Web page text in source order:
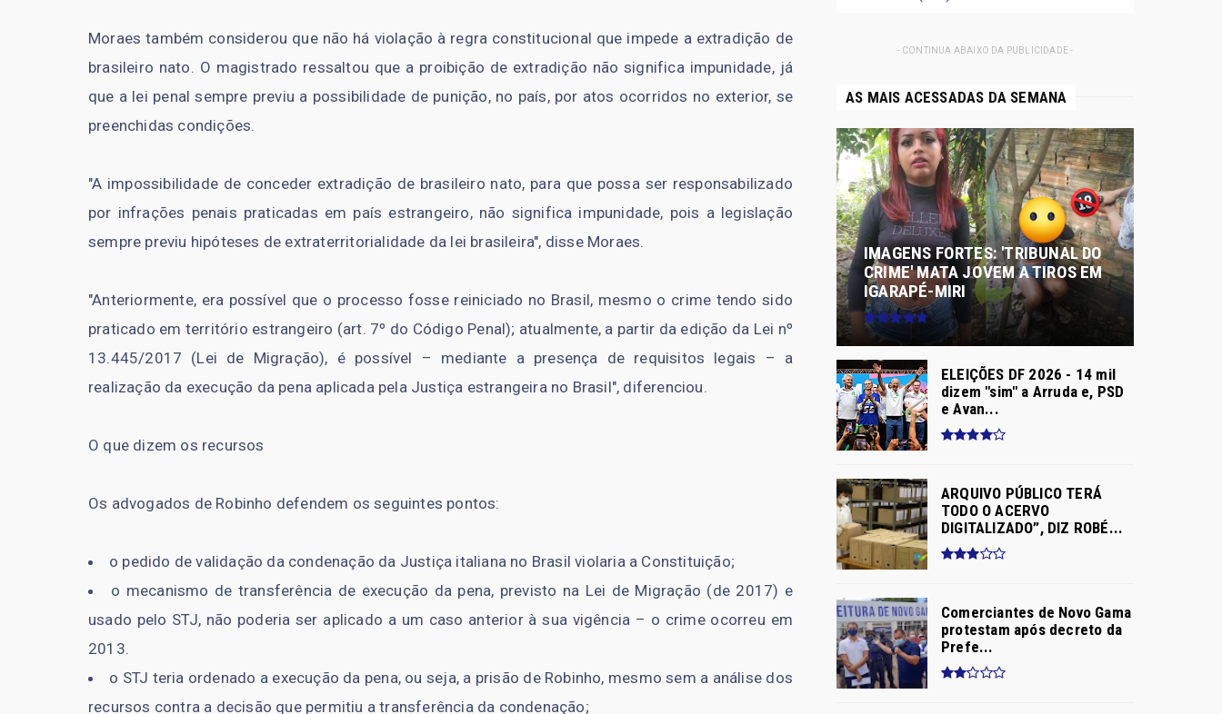
Moraes também considerou que não há violação à regra constitucional que impede a extradição de
brasileiro nato. O magistrado ressaltou que a proibição de extradição não significa impunidade, já
que a lei penal sempre previu a possibilidade de punição, no país, por atos ocorridos no exterior, se
preenchidas condições.
"A impossibilidade de conceder extradição de brasileiro nato, para que possa ser responsabilizado
por infrações penais praticadas em país estrangeiro, não significa impunidade, pois a legislação
sempre previu hipóteses de extraterritorialidade da lei brasileira", disse Moraes.
"Anteriormente, era possível que o processo fosse reiniciado no Brasil, mesmo o crime tendo sido
praticado em território estrangeiro (art. 7º do Código Penal); atualmente, a partir da edição da Lei nº
13.445/2017 (Lei de Migração), é possível – mediante a presença de requisitos legais – a
realização da execução da pena aplicada pela Justiça estrangeira no Brasil", diferenciou.
O que dizem os recursos
Os advogados de Robinho defendem os seguintes pontos:
o pedido de validação da condenação da Justiça italiana no Brasil violaria a Constituição;
o mecanismo de transferência de execução da pena, previsto na Lei de Migração (de 2017) e
usado pelo STJ, não poderia ser aplicado a um caso anterior à sua vigência – o crime ocorreu em
2013.
o STJ teria ordenado a execução da pena, ou seja, a prisão de Robinho, mesmo sem a análise dos
recursos contra a decisão que permitiu a transferência da condenação;
- CONTINUA ABAIXO DA PUBLICIDADE -
AS MAIS ACESSADAS DA SEMANA
IMAGENS FORTES: 'TRIBUNAL DO
CRIME' MATA JOVEM A TIROS EM
IGARAPÉ-MIRI
ELEIÇÕES DF 2026 - 14 mil
dizem "sim" a Arruda e, PSD
e Avan...
ARQUIVO PÚBLICO TERÁ
TODO O ACERVO
DIGITALIZADO”, DIZ ROBÉ...
Comerciantes de Novo Gama
protestam após decreto da
Prefe...